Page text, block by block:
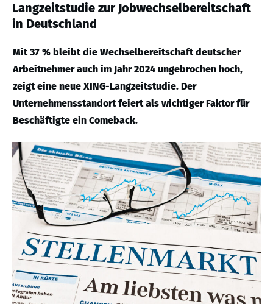
Langzeitstudie zur Jobwechselbereitschaft
in Deutschland
Mit 37 % bleibt die Wechselbereitschaft deutscher
Arbeitnehmer auch im Jahr 2024 ungebrochen hoch,
zeigt eine neue XING-Langzeitstudie. Der
Unternehmensstandort feiert als wichtiger Faktor für
Beschäftigte ein Comeback.